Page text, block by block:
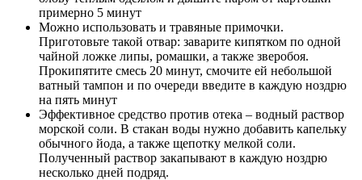
примерно 5 минут
Можно использовать и травяные примочки.
Приготовьте такой отвар: заварите кипятком по одной
чайной ложке липы, ромашки, а также зверобоя.
Прокипятите смесь 20 минут, смочите ей небольшой
ватный тампон и по очереди введите в каждую ноздрю
на пять минут
Эффективное средство против отека – водный раствор
морской соли. В стакан воды нужно добавить капельку
обычного йода, а также щепотку мелкой соли.
Полученный раствор закапывают в каждую ноздрю
несколько дней подряд.